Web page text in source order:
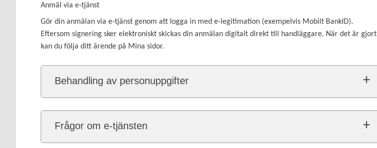
Anmäl via e-tjänst
Gör din anmälan via e-tjänst genom att logga in med e-legitimation (exempelvis Mobilt BankID).
Eftersom signering sker elektroniskt skickas din anmälan digitalt direkt till handläggare. När det är gjort
kan du följa ditt ärende på Mina sidor.
Behandling av personuppgifter
Frågor om e-tjänsten